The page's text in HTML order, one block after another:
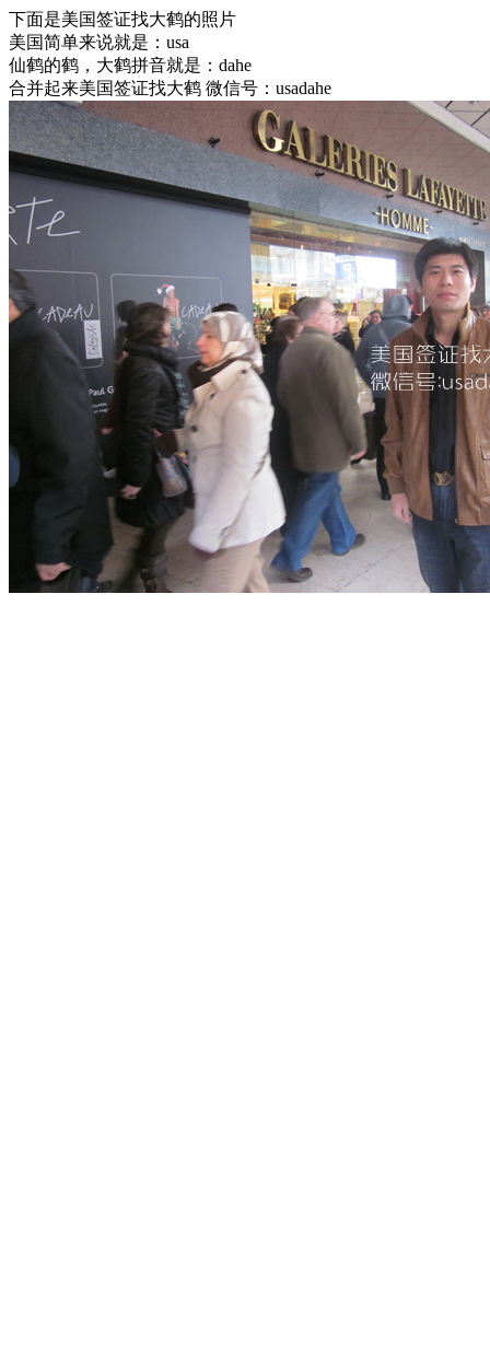
下面是美国签证找大鹤的照片
美国简单来说就是：usa
仙鹤的鹤，大鹤拼音就是：dahe
合并起来美国签证找大鹤 微信号：usadahe